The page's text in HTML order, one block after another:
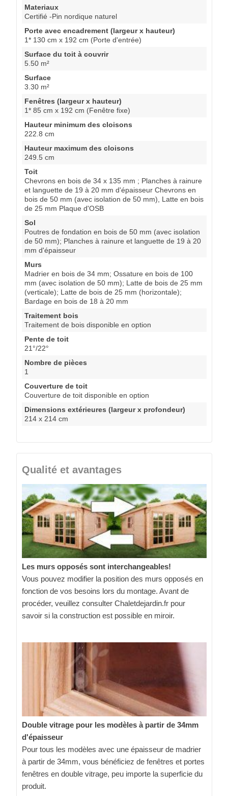
Materiaux
Certifié -Pin nordique naturel
Porte avec encadrement (largeur x hauteur)
1* 130 cm x 192 cm (Porte d'entrée)
Surface du toit à couvrir
5.50 m²
Surface
3.30 m²
Fenêtres (largeur x hauteur)
1* 85 cm x 192 cm (Fenêtre fixe)
Hauteur minimum des cloisons
222.8 cm
Hauteur maximum des cloisons
249.5 cm
Toit
Chevrons en bois de 34 x 135 mm ; Planches à rainure
et languette de 19 à 20 mm d'épaisseur Chevrons en
bois de 50 mm (avec isolation de 50 mm), Latte en bois
de 25 mm Plaque d'OSB
Sol
Poutres de fondation en bois de 50 mm (avec isolation
de 50 mm); Planches à rainure et languette de 19 à 20
mm d'épaisseur
Murs
Madrier en bois de 34 mm; Ossature en bois de 100
mm (avec isolation de 50 mm); Latte de bois de 25 mm
(verticale); Latte de bois de 25 mm (horizontale);
Bardage en bois de 18 à 20 mm
Traitement bois
Traitement de bois disponible en option
Pente de toit
21°/22°
Nombre de pièces
1
Couverture de toit
Couverture de toit disponible en option
Dimensions extérieures (largeur x profondeur)
214 x 214 cm
Qualité et avantages
Les murs opposés sont interchangeables!
Vous pouvez modifier la position des murs opposés en
fonction de vos besoins lors du montage. Avant de
procéder, veuillez consulter Chaletdejardin.fr pour
savoir si la construction est possible en miroir.
Double vitrage pour les modèles à partir de 34mm
d'épaisseur
Pour tous les modèles avec une épaisseur de madrier
à partir de 34mm, vous bénéficiez de fenêtres et portes
fenêtres en double vitrage, peu importe la superficie du
produit.